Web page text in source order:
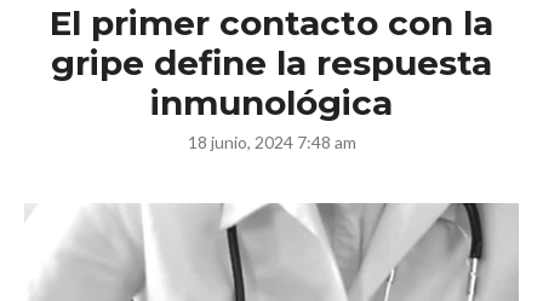
El primer contacto con la
gripe define la respuesta
inmunológica
18 junio, 2024 7:48 am